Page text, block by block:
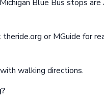
Blue Bus stops
or MGuide for
walking directions.